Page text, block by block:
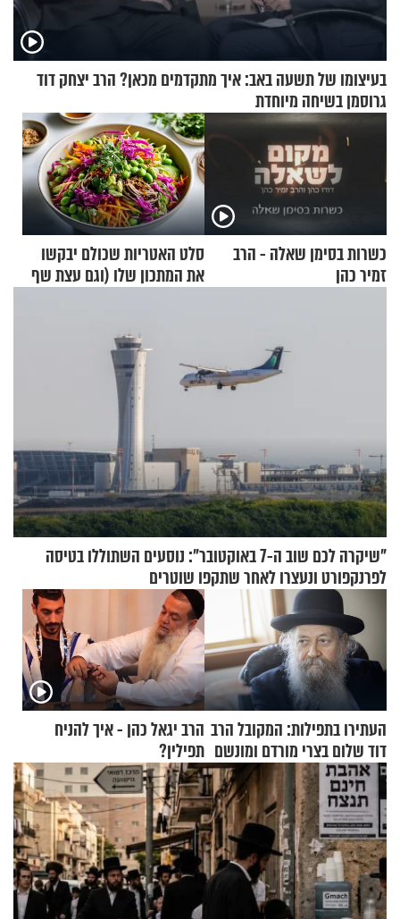
בעיצומו של תשעה באב: איך מתקדמים מכאן? הרב יצחק דוד
גרוסמן בשיחה מיוחדת
כשרות בסימן שאלה - הרב
זמיר כהן
סלט האטריות שכולם יבקשו
את המתכון שלו (וגם עצת שף
"שיקרה לכם שוב ה-7 באוקטובר": נוסעים השתוללו בטיסה
לפרנקפורט ונעצרו לאחר שתקפו שוטרים
העתירו בתפילות: המקובל הרב
דוד שלום בצרי מורדם ומונשם
הרב יגאל כהן - איך להניח
תפילין?